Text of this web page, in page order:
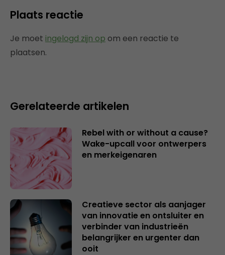
Plaats reactie
Je moet ingelogd zijn op om een reactie te
plaatsen.
Gerelateerde artikelen
Rebel with or without a cause?
Wake-upcall voor ontwerpers
en merkeigenaren
Creatieve sector als aanjager
van innovatie en ontsluiter en
verbinder van industrieën
belangrijker en urgenter dan
ooit